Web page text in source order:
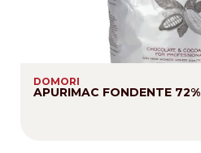
DOMORI
APURIMAC FONDENTE 72%